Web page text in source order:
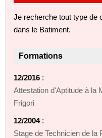
Je recherche tout type de
dans le Batiment.
Formations
12/2016 :
Attestation d'Aptitude à la
Frigori
12/2004:
Stage de Technicien de la